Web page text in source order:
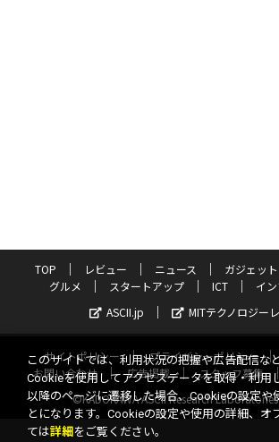
TOP レビュー ニュース ガジェット
グルメ
スタートアップ ICT
イ
ASCII.jp
MITテクノロジー
サイトポリシー プライバシーポリシー
お問い合わせ
広告掲載 スタッフ募集
©KADOKAWA ASCII Research
このサイトでは、利用状況の把握や広告配信な
Cookieを使用してアクセスデータを取得・利用
以降のページに遷移した場合、Cookieの設定や
とになります。Cookieの設定や使用の詳細、オ
ては詳細 をご覧ください。